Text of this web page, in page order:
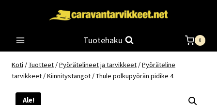
Tuotehaku 0
Koti /Tuotteet /Pyörätelineet ja tarvikkeet /Pyöräteline
tarvikkeet /Kiinnitystangot /Thule polkupyörän pidike 4
Ale!